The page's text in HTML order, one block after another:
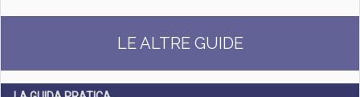
LE ALTRE GUIDE